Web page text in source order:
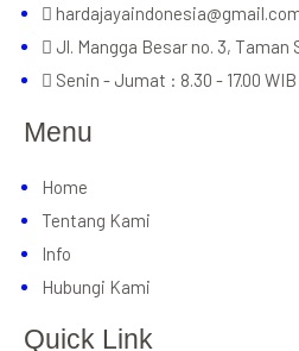
Jl. Mangga Besar no. 3,
Senin - Jumat : 8.30 - 17.00
Menu
Home
Tentang Kami
Info
Hubungi Kami
Quick Link